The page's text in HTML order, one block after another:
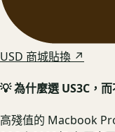
USD 商城貼換 ↗
💡 為什麼選 US3C，
高殘值的 Macbook